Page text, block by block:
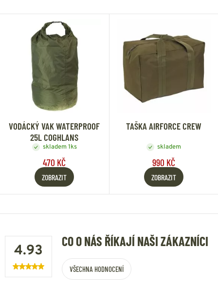
VODÁCKÝ VAK WATERPROOF
25L COGHLANS
skladem 1ks
470 KČ
ZOBRAZIT
TAŠKA AIRFORCE CREW
skladem
990 KČ
ZOBRAZIT
4.93
CO O NÁS ŘÍKAJÍ NAŠI ZÁKAZNÍCI
VŠECHNA HODNOCENÍ